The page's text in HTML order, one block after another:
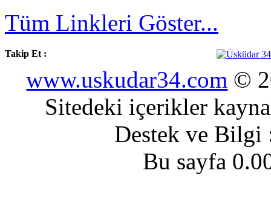
Tüm Linkleri Göster...
Takip Et :
www.uskudar34.com ©
Sitedeki içerikler
Destek ve
Bu sayfa